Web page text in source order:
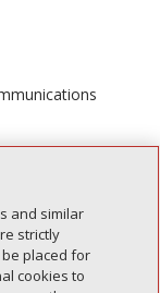
and similar
strictly
placed for
cookies to